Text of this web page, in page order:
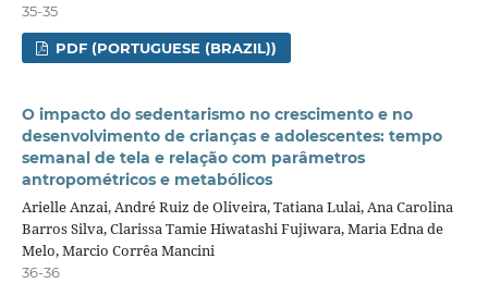
35-35
PDF (PORTUGUESE (BRAZIL))
O impacto do sedentarismo no crescimento e no
desenvolvimento de crianças e adolescentes: tempo
semanal de tela e relação com parâmetros
antropométricos e metabólicos
Arielle Anzai, André Ruiz de Oliveira, Tatiana Lulai, Ana Carolina
Barros Silva, Clarissa Tamie Hiwatashi Fujiwara, Maria Edna de
Melo, Marcio Corrêa Mancini
36-36